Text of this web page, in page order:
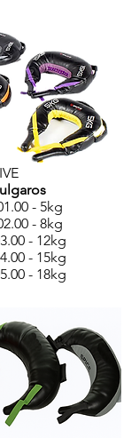
- 5kg
- 8kg
- 12kg
- 15kg
- 18kg